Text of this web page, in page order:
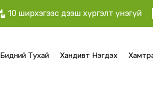
10 ширхэгээс дээш хүргэлт үнэгүй
Бидний Тухай Хандивт Нэгдэх